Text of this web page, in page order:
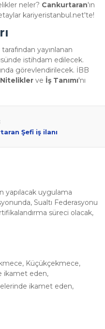
neler? Cankurtaran'ın
kariyeristanbul.net'te!
tarafından yayınlanan
istihdam edilecek.
görevlendirilecek. İBB
ve İş Tanımı'nı
Şefi iş ilanı
yapılacak uygulama
Sualtı Federasyonu
süreci olacak,
Küçükçekmece,
ikamet eden,
ikamet eden,